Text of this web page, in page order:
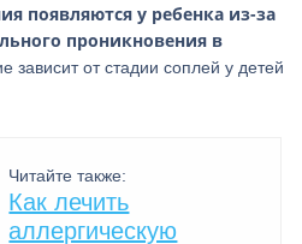
появляются у ребенка из-за
проникновения в
зависит от стадии соплей у детей
Читайте также:
Как лечить
аллергическую